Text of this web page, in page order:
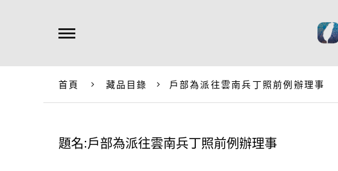
首頁 藏品目錄 戶部為派往雲南兵丁照前例辦理事
題名:戶部為派往雲南兵丁照前例辦理事